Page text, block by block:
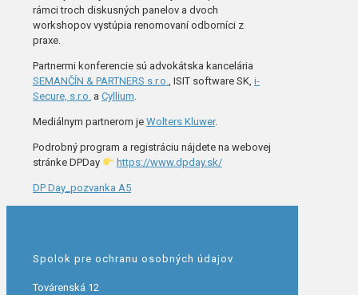
rámci troch diskusných panelov a dvoch
workshopov vystúpia renomovaní odborníci z
praxe.
Partnermi konferencie sú advokátska kancelária
SEMANČÍN & PARTNERS s.r.o.
, ISIT software SK, i-
Secure, s.r.o. a Cyllium
Mediálnym partnerom je Wolters Kluwer.
Podrobný program a registráciu nájdete na webovej
stránke DPDay
https://www.dpday.sk/
DP Day_pozvanka A5
Spolok pre ochranu osobných údajov
Továrenská 12